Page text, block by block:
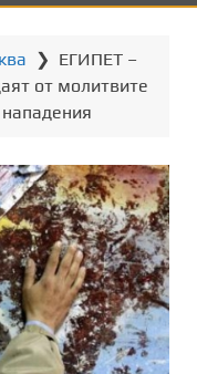
❯ ЕГИПЕТ –
от молитвите